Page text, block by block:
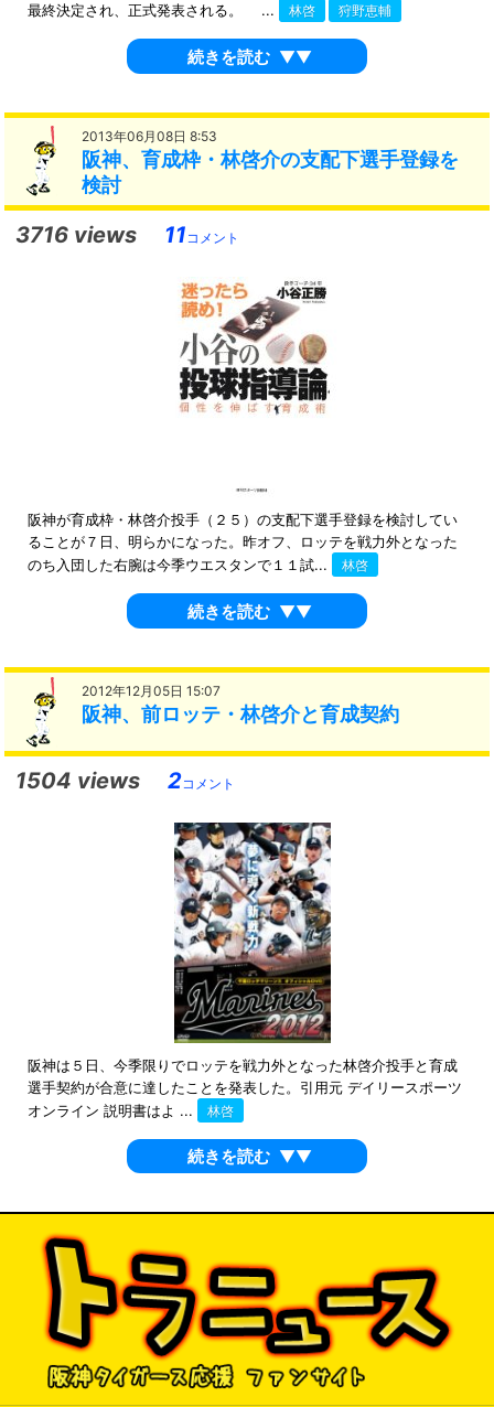
最終決定され、正式発表される。 ...
林啓 狩野恵輔
続きを読む ▼▼
2013年06月08日 8:53
阪神、育成枠・林啓介の支配下選手登録を
検討
3716 views 11コメント
阪神が育成枠・林啓介投手（２５）の支配下選手登録を検討してい
ることが７日、明らかになった。昨オフ、ロッテを戦力外となった
のち入団した右腕は今季ウエスタンで１１試...
林啓
続きを読む ▼▼
2012年12月05日 15:07
阪神、前ロッテ・林啓介と育成契約
1504 views 2コメント
阪神は５日、今季限りでロッテを戦力外となった林啓介投手と育成
選手契約が合意に達したことを発表した。引用元 デイリースポーツ
オンライン 説明書はよ ...
林啓
続きを読む ▼▼